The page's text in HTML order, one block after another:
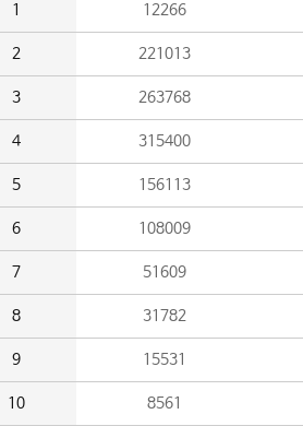
1 12266
2 221013
3 263768
4 315400
5 156113
6 108009
7 51609
8 31782
9 15531
10 8561